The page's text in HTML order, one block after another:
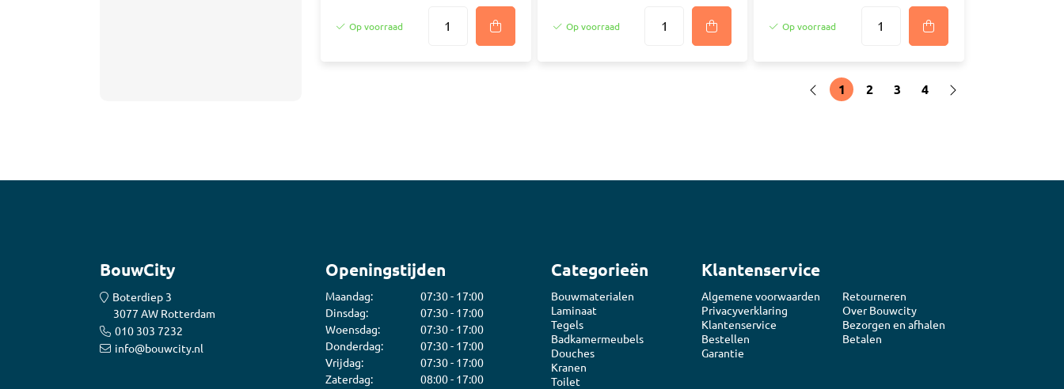
Op voorraad Op voorraad Op voorraad
1 2 3 4
BouwCity
Boterdiep 3
3077 AW Rotterdam
010 303 7232
info@bouwcity.nl
Openingstijden
Maandag:
07:30 - 17:00
Dinsdag:
07:30 - 17:00
Woensdag:
07:30 - 17:00
Donderdag:
07:30 - 17:00
Vrijdag:
07:30 - 17:00
Zaterdag:
08:00 - 17:00
Categorieën
Bouwmaterialen
Laminaat
Tegels
Badkamermeubels
Douches
Kranen
Toilet
Klantenservice
Algemene voorwaarden
Privacyverklaring
Klantenservice
Bestellen
Garantie
Retourneren
Over Bouwcity
Bezorgen en afhalen
Betalen